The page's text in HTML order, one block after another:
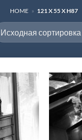
HOME » 121 X 55 X H87